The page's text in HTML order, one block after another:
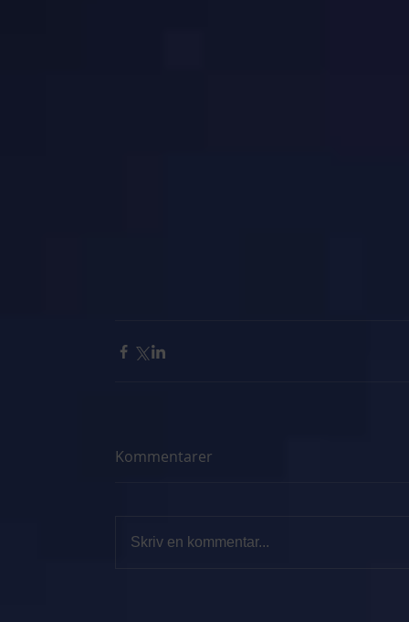
Kommentarer
Skriv en kommentar...